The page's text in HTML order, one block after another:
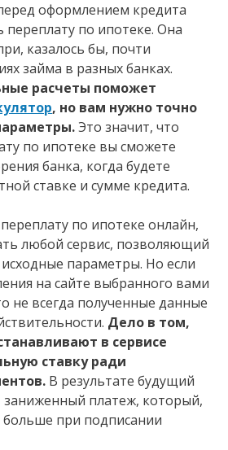
оформлением кредита
переплату по ипотеке. Она
казалось бы, почти
займа в разных банках.
расчеты поможет
, но вам нужно точно
Это значит, что
по ипотеке вы сможете
банка, когда будете
ставке и сумме кредита.
по ипотеке онлайн,
любой сервис, позволяющий
параметры. Но если
на сайте выбранного вами
не всегда полученные данные
Дело в том,
в сервисе
ставку ради
В результате будущий
платеж, который,
больше при подписании